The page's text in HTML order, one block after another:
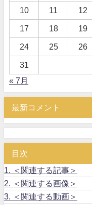
10 11 12
17 18 19
24 25 26
31
« 7月
最新コメント
目次
1.
＜関連する記事＞
2.
＜関連する画像＞
3.
＜関連する動画＞